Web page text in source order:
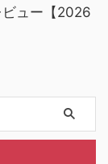
ュー【2026